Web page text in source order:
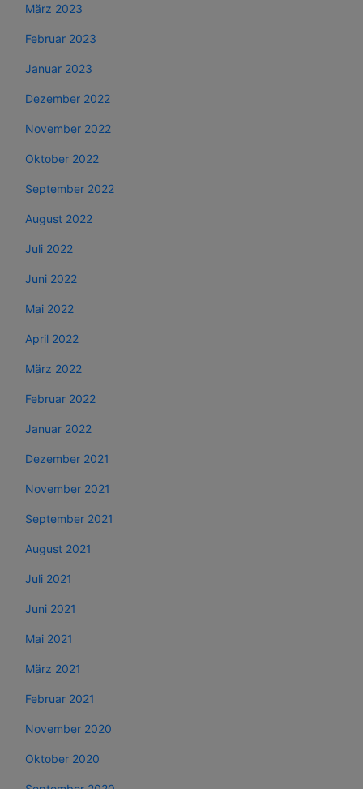
März 2023
Februar 2023
Januar 2023
Dezember 2022
November 2022
Oktober 2022
September 2022
August 2022
Juli 2022
Juni 2022
Mai 2022
April 2022
März 2022
Februar 2022
Januar 2022
Dezember 2021
November 2021
September 2021
August 2021
Juli 2021
Juni 2021
Mai 2021
März 2021
Februar 2021
November 2020
Oktober 2020